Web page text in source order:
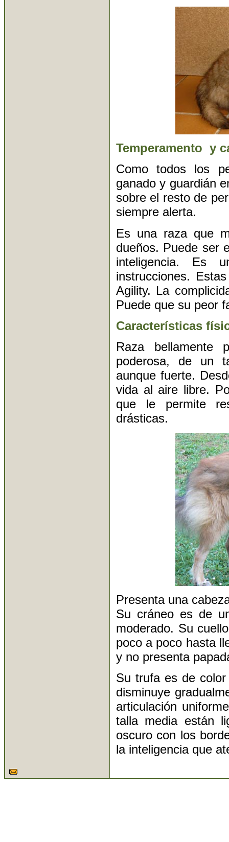
Temperamento y
Como todos los
ganado y guardián
sobre el resto de
siempre alerta.
Es una raza que
dueños. Puede ser
inteligencia. Es
instrucciones.
Agility. La
Puede que su peor
Características
Raza bellamente
poderosa, de un
aunque fuerte.
vida al aire libre.
que le permite
drásticas.
Presenta una
Su cráneo es de
moderado. Su
poco a poco hasta
y no presenta
Su trufa es de
disminuye
articulación
talla media están
oscuro con los
la inteligencia que